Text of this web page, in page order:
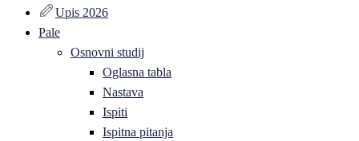
Upis 2026
Pale
Osnovni studij
Oglasna tabla
Nastava
Ispiti
Ispitna pitanja